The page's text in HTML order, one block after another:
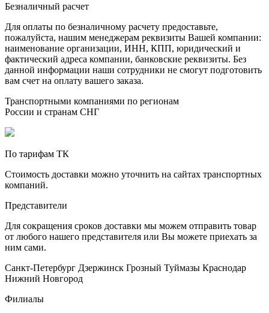
Безналичный расчет
Для оплаты по безналичному расчету предоставьте,
пожалуйста, нашим менеджерам реквизиты Вашей компании:
наименование организации, ИНН, КПП, юридический и
фактический адреса компании, банковские реквизиты. Без
данной информации наши сотрудники не смогут подготовить
вам счет на оплату вашего заказа.
Транспортными компаниями по регионам
России и странам СНГ
По тарифам ТК
Стоимость доставки можно уточнить на сайтах транспортных
компаний.
Представители
Для сокращения сроков доставки мы можем отправить товар
от любого нашего представителя или Вы можете приехать за
ним сами.
Санкт-Петербург Дзержинск Грозный Туймазы Краснодар
Нижний Новгород
Филиалы